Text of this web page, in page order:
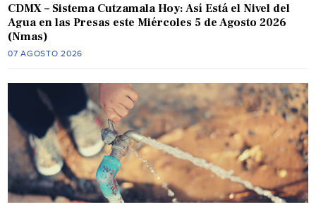
CDMX – Sistema Cutzamala Hoy: Así Está el Nivel del
Agua en las Presas este Miércoles 5 de Agosto 2026
(Nmas)
07 AGOSTO 2026